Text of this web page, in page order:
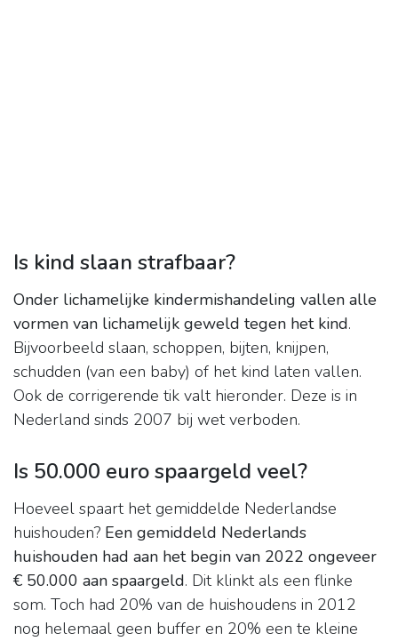
Is kind slaan strafbaar?
Onder lichamelijke kindermishandeling vallen alle
vormen van lichamelijk geweld tegen het kind.
Bijvoorbeeld slaan, schoppen, bijten, knijpen,
schudden (van een baby) of het kind laten vallen.
Ook de corrigerende tik valt hieronder. Deze is in
Nederland sinds 2007 bij wet verboden.
Is 50.000 euro spaargeld veel?
Hoeveel spaart het gemiddelde Nederlandse
huishouden? Een gemiddeld Nederlands
huishouden had aan het begin van 2022 ongeveer
€ 50.000 aan spaargeld. Dit klinkt als een flinke
som. Toch had 20% van de huishoudens in 2012
nog helemaal geen buffer en 20% een te kleine